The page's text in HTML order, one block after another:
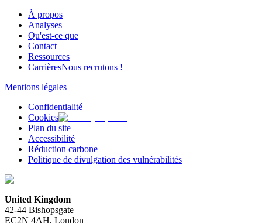
À propos
Analyses
Qu'est-ce que
Contact
Ressources
CarrièresNous recrutons !
Mentions légales
Confidentialité
Cookies
Plan du site
Accessibilité
Réduction carbone
Politique de divulgation des vulnérabilités
United Kingdom
42-44 Bishopsgate
EC2N 4AH, London